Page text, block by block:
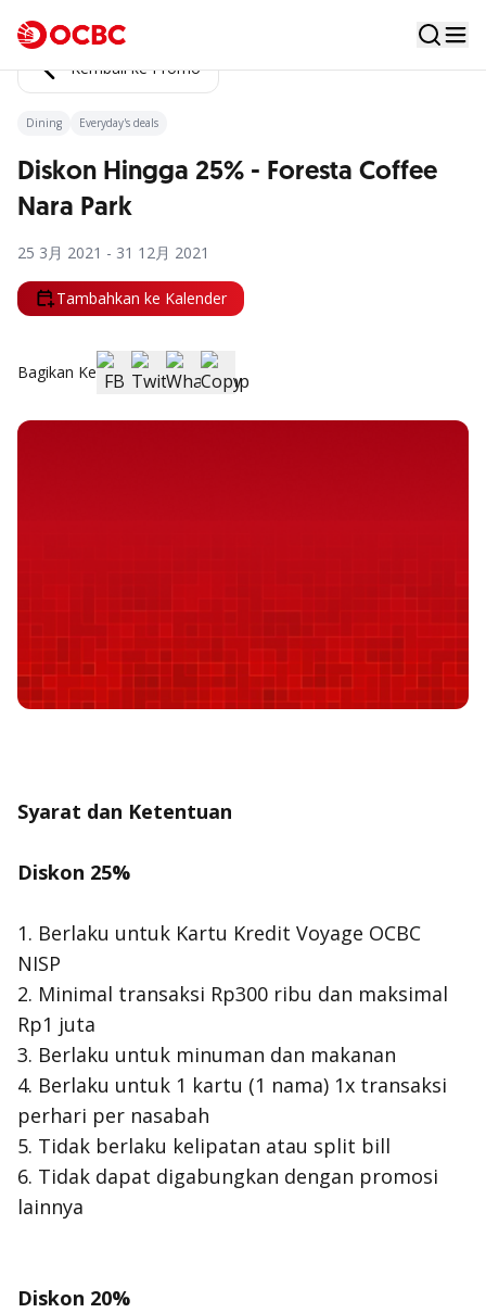
Kembali ke Promo
Dining Everyday's deals
Diskon Hingga 25% - Foresta Coffee
Nara Park
25 3月 2021 - 31 12月 2021
Tambahkan ke Kalender
Bagikan Ke
Syarat dan Ketentuan
Diskon 25%
1. Berlaku untuk Kartu Kredit Voyage OCBC
NISP
2. Minimal transaksi Rp300 ribu dan maksimal
Rp1 juta
3. Berlaku untuk minuman dan makanan
4. Berlaku untuk 1 kartu (1 nama) 1x transaksi
perhari per nasabah
5. Tidak berlaku kelipatan atau split bill
6. Tidak dapat digabungkan dengan promosi
lainnya
Diskon 20%